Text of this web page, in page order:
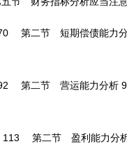
第二节 短期偿债能力
第二节 营运能力分析
第二节 盈利能力分